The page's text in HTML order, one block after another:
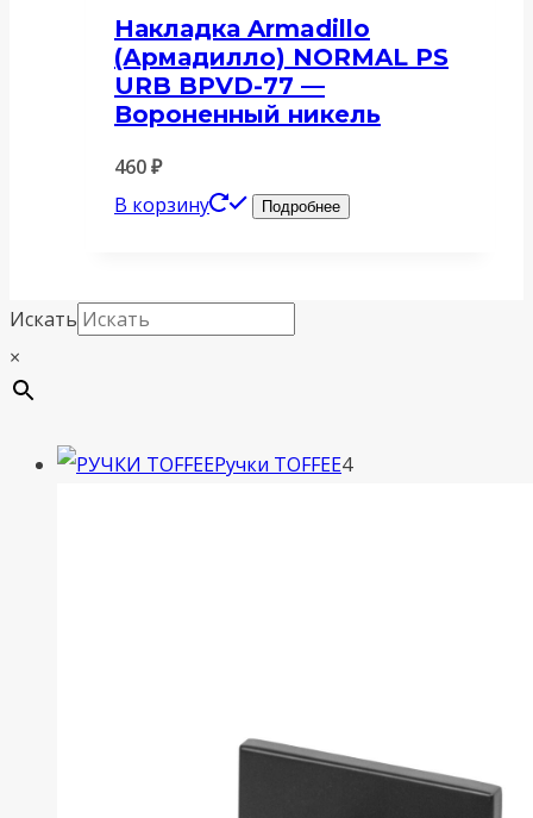
Накладка Armadillo
(Армадилло) NORMAL PS
URB BPVD-77 —
Вороненный никель
460₽
В корзину
Подробнее
Искать
×
Ручки TOFFEE44